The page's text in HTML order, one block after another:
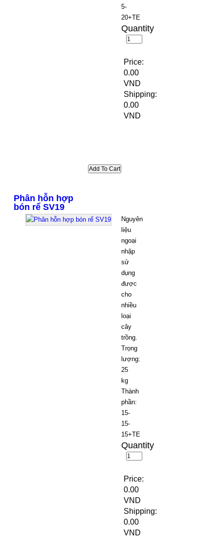
5-
20+TE
Quantity
Price:
0.00
VND
Shipping:
0.00
VND
Phân hỗn hợp
bón rể SV19
Nguyên
liệu
ngoại
nhập
sử
dụng
được
cho
nhiều
loại
cây
trồng.
Trọng
lượng:
25
kg
Thành
phần:
15-
15-
15+TE
Quantity
Price:
0.00
VND
Shipping:
0.00
VND